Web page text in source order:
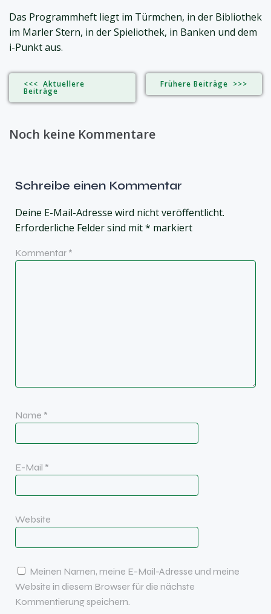
Das Programmheft liegt im Türmchen, in der Bibliothek
im Marler Stern, in der Spieliothek, in Banken und dem
i-Punkt aus.
<<< Aktuellere
Beiträge
Frühere Beiträge >>>
Noch keine Kommentare
Schreibe einen Kommentar
Deine E-Mail-Adresse wird nicht veröffentlicht.
Erforderliche Felder sind mit* markiert
Kommentar *
Name *
E-Mail *
Website
Meinen Namen, meine E-Mail-Adresse und meine
Website in diesem Browser für die nächste
Kommentierung speichern.